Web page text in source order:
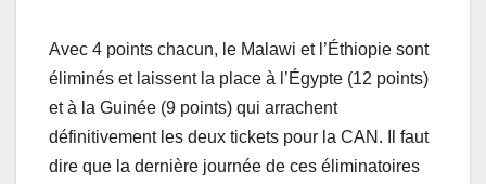
Avec 4 points chacun, le Malawi et l’Éthiopie sont
éliminés et laissent la place à l’Égypte (12 points)
et à la Guinée (9 points) qui arrachent
définitivement les deux tickets pour la CAN. Il faut
dire que la dernière journée de ces éliminatoires